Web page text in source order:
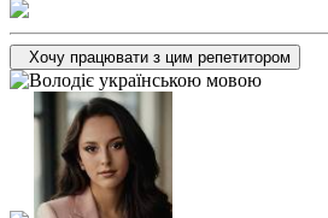
Хочу працювати з цим репетитором